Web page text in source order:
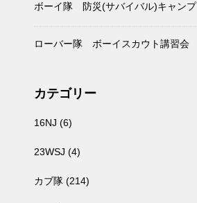
ボーイ隊 防災(サバイバル)キャンプ
ローバー隊 ボーイスカウト講習会
カテゴリー
16NJ (6)
23WSJ (4)
カブ隊 (214)